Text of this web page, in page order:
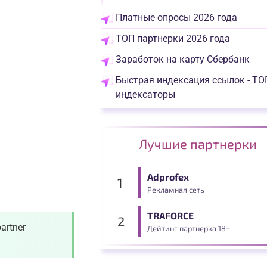
Платные опросы 2026 года
ТОП партнерки 2026 года
Заработок на карту Сбербанк
Быстрая индексация ссылок -
индексаторы
Лучшие партнерки
Adprofex
Рекламная сеть
TRAFORCE
Дейтинг партнерка 18+